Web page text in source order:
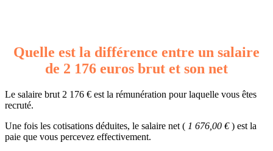
Quelle est la différence entre un salaire
de 2 176 euros brut et son net
Le salaire brut 2 176 € est la rémunération pour laquelle vous êtes
recruté.
Une fois les cotisations déduites, le salaire net ( 1 676,00 €) est la
paie que vous percevez effectivement.